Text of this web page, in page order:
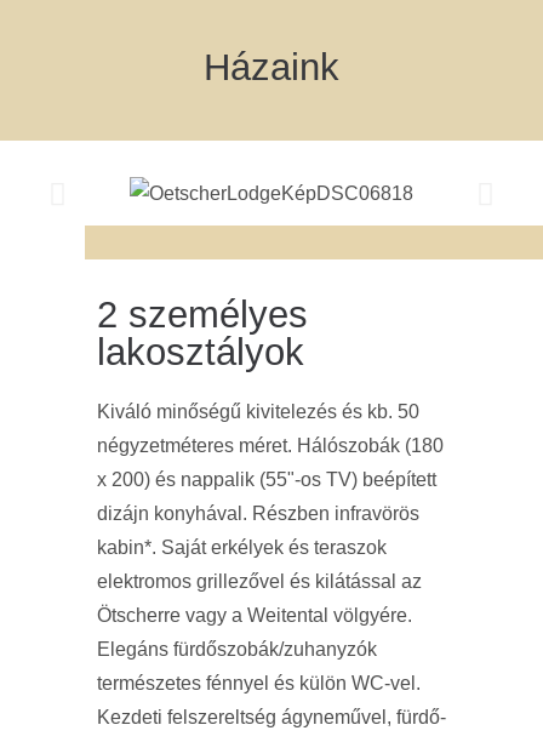
Házaink
2 személyes
lakosztályok
Kiváló minőségű kivitelezés és kb. 50
négyzetméteres méret. Hálószobák (180
x 200) és nappalik (55"-os TV) beépített
dizájn konyhával. Részben infravörös
kabin*. Saját erkélyek és teraszok
elektromos grillezővel és kilátással az
Ötscherre vagy a Weitental völgyére.
Elegáns fürdőszobák/zuhanyzók
természetes fénnyel és külön WC-vel.
Kezdeti felszereltség ágyneművel, fürdő-